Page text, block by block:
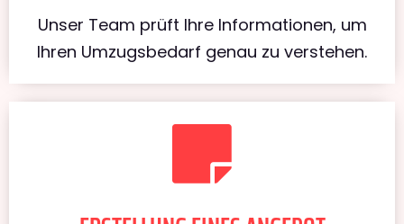
Unser Team prüft Ihre Informationen, um
Ihren Umzugsbedarf genau zu verstehen.